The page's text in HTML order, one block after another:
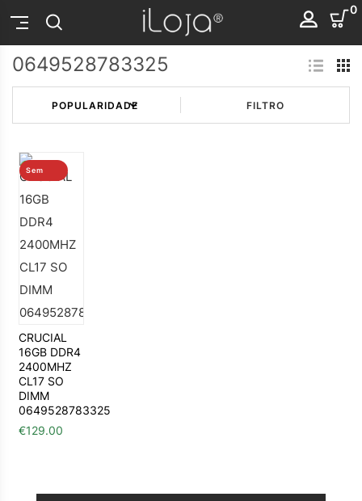
0
0649528783325
FILTRO
Sem
CRUCIAL
16GB DDR4
2400MHZ
CL17 SO
DIMM
0649528783325
€129.00